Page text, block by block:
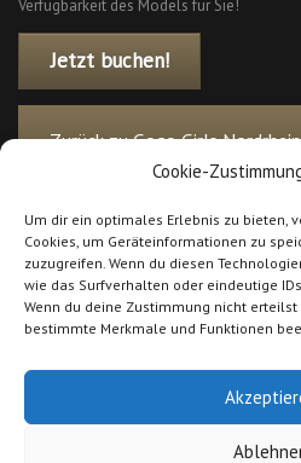
Cookie-
Um dir ein optimales Erlebnis zu bieten,
Cookies, um Geräteinformationen zu
zuzugreifen. Wenn du diesen
wie das Surfverhalten oder eindeutige
Wenn du deine Zustimmung nicht
bestimmte Merkmale und Funktionen
Verfügbarkeit des Models für Sie!
Jetzt buchen!
Zurück zu Gogo Girls